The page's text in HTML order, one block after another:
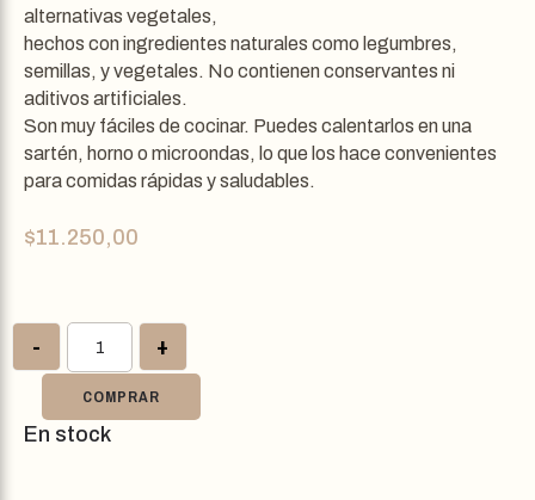
alternativas vegetales,
hechos con ingredientes naturales como legumbres,
semillas, y vegetales. No contienen conservantes ni
aditivos artificiales.
Son muy fáciles de cocinar. Puedes calentarlos en una
sartén, horno o microondas, lo que los hace convenientes
para comidas rápidas y saludables.
$11.250,00
- +
COMPRAR
En stock